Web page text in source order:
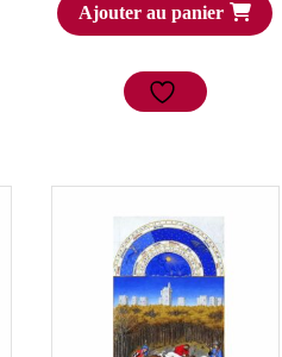
Ajouter au panier